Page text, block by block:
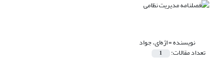
نویسنده =اژه‌ای، جواد
تعداد مقالات: 1